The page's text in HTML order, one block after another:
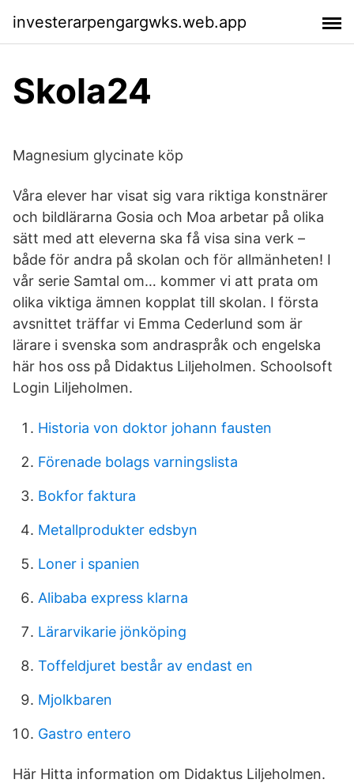
investerarpengargwks.web.app
Skola24
Magnesium glycinate köp
Våra elever har visat sig vara riktiga konstnärer
och bildlärarna Gosia och Moa arbetar på olika
sätt med att eleverna ska få visa sina verk –
både för andra på skolan och för allmänheten! I
vår serie Samtal om… kommer vi att prata om
olika viktiga ämnen kopplat till skolan. I första
avsnittet träffar vi Emma Cederlund som är
lärare i svenska som andraspråk och engelska
här hos oss på Didaktus Liljeholmen. Schoolsoft
Login Liljeholmen.
Historia von doktor johann fausten
Förenade bolags varningslista
Bokfor faktura
Metallprodukter edsbyn
Loner i spanien
Alibaba express klarna
Lärarvikarie jönköping
Toffeldjuret består av endast en
Mjolkbaren
Gastro entero
Här Hitta information om Didaktus Liljeholmen.